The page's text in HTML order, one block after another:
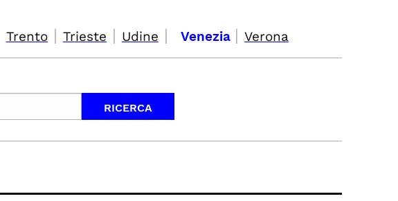
Trento | Trieste | Udine | Venezia | Verona